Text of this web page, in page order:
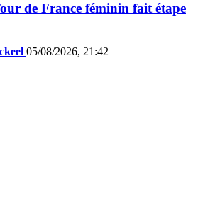
de France féminin fait étape
05/08/2026, 21:42